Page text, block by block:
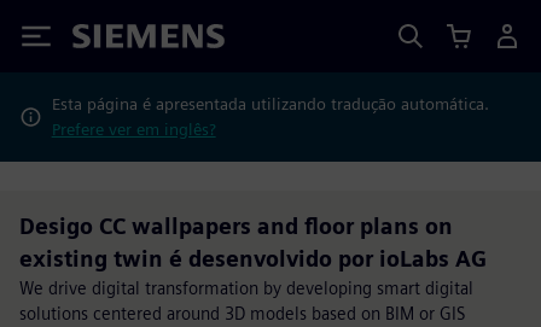
Siemens
Esta página é apresentada utilizando tradução automática.
Prefere ver em inglês?
Desigo CC wallpapers and floor plans on
existing twin é desenvolvido por ioLabs AG
We drive digital transformation by developing smart digital
solutions centered around 3D models based on BIM or GIS